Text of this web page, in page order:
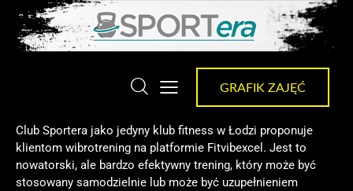
GRAFIK ZAJĘĆ
Club Sportera jako jedyny klub fitness w Łodzi proponuje
klientom wibrotrening na platformie Fitvibexcel. Jest to
nowatorski, ale bardzo efektywny trening, który może być
stosowany samodzielnie lub może być uzupełnieniem